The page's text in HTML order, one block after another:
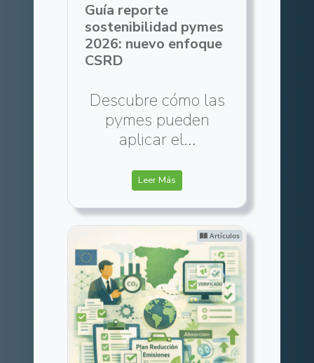
Guía reporte
sostenibilidad pymes
2026: nuevo enfoque
CSRD
Descubre cómo las
pymes pueden
aplicar el...
Leer Más
Artículos